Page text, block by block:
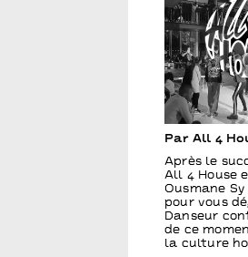
Par All 4
Après le
All 4 House
Ousmane
pour vous
Danseur
de ce
la culture